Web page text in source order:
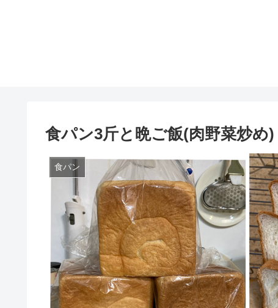
食パン3斤と晩ご飯(肉野菜炒め)
食パン